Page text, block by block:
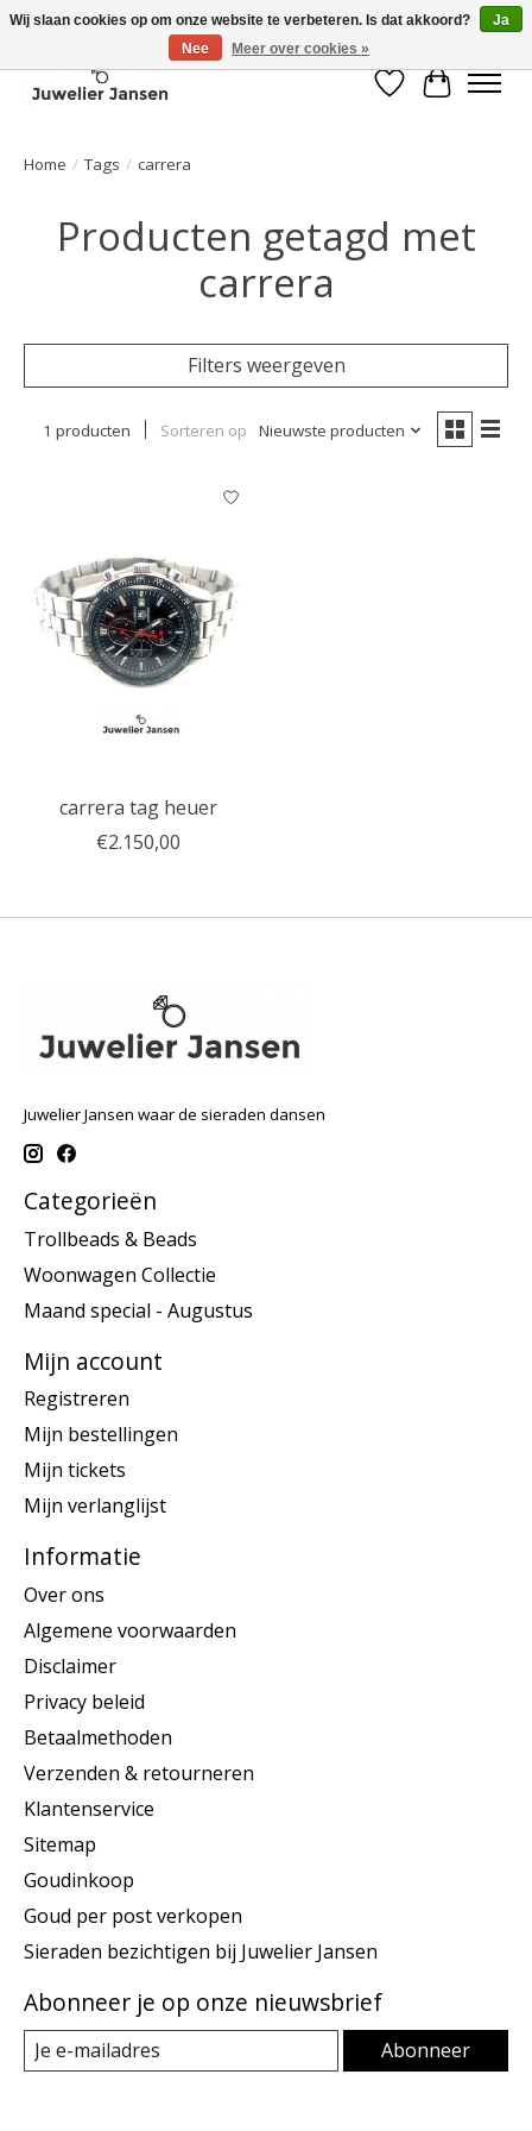
Verlanglijst
Home / Tags / carrera
Producten getagd met
carrera
Filters weergeven
1 producten Sorteren op Nieuwste producten
carrera tag heuer
€2.150,00
Juwelier Jansen waar de sieraden dansen
Categorieën
Trollbeads & Beads
Woonwagen Collectie
Maand special - Augustus
Mijn account
Registreren
Mijn bestellingen
Mijn tickets
Mijn verlanglijst
Informatie
Over ons
Algemene voorwaarden
Disclaimer
Privacy beleid
Betaalmethoden
Verzenden & retourneren
Klantenservice
Sitemap
Goudinkoop
Goud per post verkopen
Sieraden bezichtigen bij Juwelier Jansen
Abonneer je op onze nieuwsbrief
Abonneer
Wij slaan cookies op om onze website te verbeteren. Is dat akkoord?
Ja
Nee
Meer over cookies »